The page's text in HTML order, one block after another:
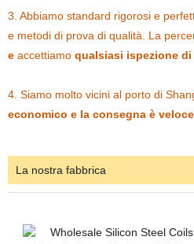
3. Abbiamo standard rigorosi e
e metodi di prova di qualità. La
eaccettiamoqualsiasi ispezione di
4. Siamo molto vicini al porto di
economico e la consegna è veloce.
La nostra fabbrica